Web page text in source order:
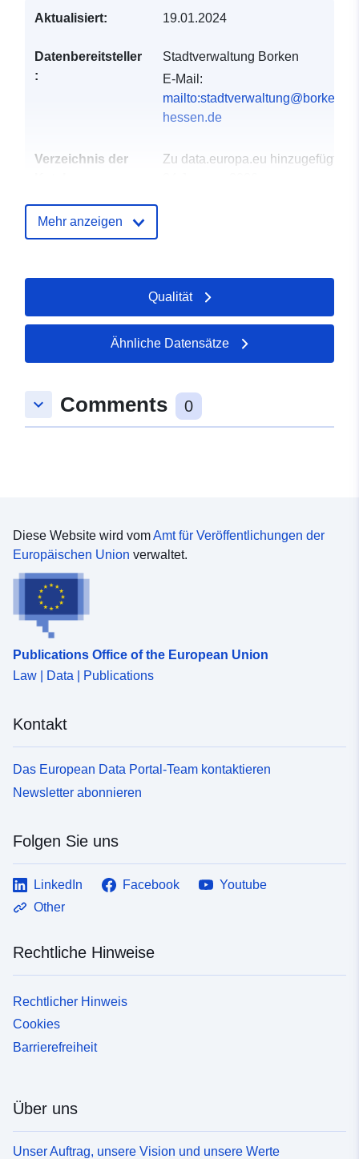
Aktualisiert: 19.01.2024
Datenbereitsteller
:
Stadtverwaltung Borken
E-Mail:
mailto:stadtverwaltung@borken-
hessen.de
Verzeichnis der
Zu data.europa.eu hinzugefügt:
[ 4.51126, 0 ], [ 4.51126, 0 ], [
Typ: Polygon
uriRef:
http://data.europa.eu/88u/dataset/
Mehr anzeigen
Qualität
Ähnliche Datensätze
keyboard_arrow_down Comments 0
Diese Website wird vomAmt für Veröffentlichungen der
Europäischen Union verwaltet.
Publications Office of the European Union
Law | Data | Publications
Kontakt
Das European Data Portal-Team kontaktieren
Newsletter abonnieren
Folgen Sie uns
LinkedIn Facebook
Youtube
Other
Rechtliche Hinweise
Rechtlicher Hinweis
Cookies
Barrierefreiheit
Über uns
Unser Auftrag, unsere Vision und unsere Werte